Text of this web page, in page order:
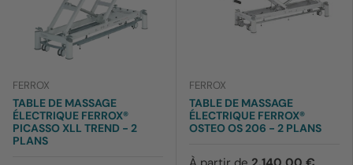
FERROX
TABLE DE MASSAGE
ÉLECTRIQUE FERROX®
PICASSO XLL TREND - 2
PLANS
FERROX
TABLE DE MASSAGE
ÉLECTRIQUE FERROX®
OSTEO OS 206 - 2 PLANS